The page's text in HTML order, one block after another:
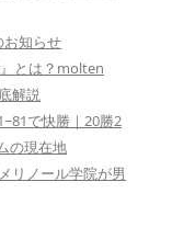
お知らせ
とは？molten
解説
で快勝｜20勝2
の現在地
リノール学院が男